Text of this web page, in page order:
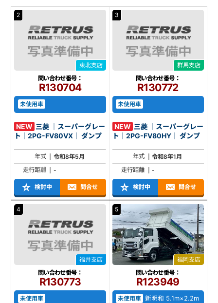
2
東北支店
問い合わせ番号：
R130704
未使用車
NEW 三菱 ｜スーパーグレー
ト｜2PG-FV80VX｜ ダンプ
年式
令和8年5月
走行距離
-
検討中 問合せ
3
群馬支店
問い合わせ番号：
R130772
未使用車
NEW 三菱 ｜スーパーグレー
ト｜2PG-FV80HY｜ ダンプ
年式
令和8年1月
走行距離
-
検討中 問合せ
4
福井支店
問い合わせ番号：
R130773
未使用車
5
福岡支店
問い合わせ番号：
R123949
未使用車 新明和 5.1m×2.2m